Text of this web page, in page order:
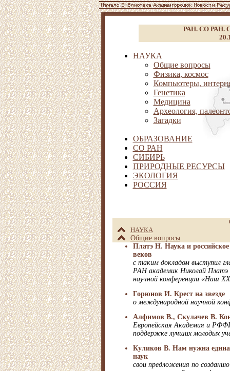
РАН. СО РАН.
НАУКА
Общие вопросы
Физика, космос
Компьютеры,
Генетика
Медицина
Археология,
Загадки
ОБРАЗОВАНИЕ
СО РАН
СИБИРЬ
ПРИРОДНЫЕ РЕСУРСЫ
ЭКОЛОГИЯ
РОССИЯ
НАУКА
Общие вопросы
Платэ Н. Наука и
веков
с таким докладом выступил
РАН академик Николай Платэ
научной конференции «Наш
Горюнов И. Крест на звезде
о международной научной
Алфимов В., Скулачев В.
Европейская Академия и
поддержке лучших молодых
Куликов В. Нам нужна
наук
свои предложения по